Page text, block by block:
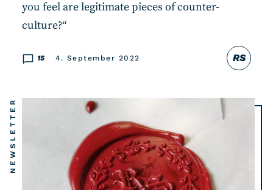
RS
15 4. September 2022
you feel are legitimate pieces of counter-
culture?“
NEWSLETTER